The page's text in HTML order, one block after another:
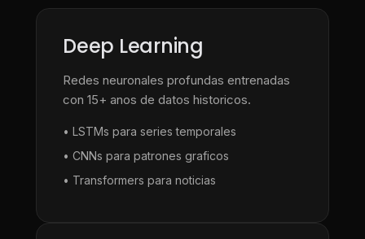
Deep Learning
Redes neuronales profundas entrenadas
con 15+ anos de datos historicos.
• LSTMs para series temporales
• CNNs para patrones graficos
• Transformers para noticias